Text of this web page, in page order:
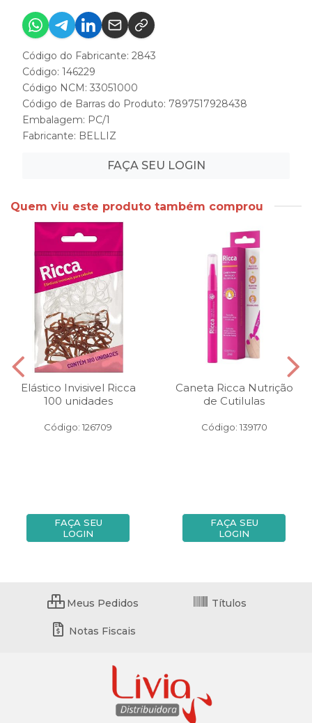
Código do Fabricante: 2843
Código: 146229
Código NCM: 33051000
Código de Barras do Produto: 7897517928438
Embalagem: PC/1
Fabricante: BELLIZ
FAÇA SEU LOGIN
Quem viu este produto também comprou
Elástico Invisivel Ricca
100 unidades
Código: 126709
FAÇA SEU
LOGIN
Caneta Ricca Nutrição
de Cutilulas
Código: 139170
FAÇA SEU
LOGIN
Meus Pedidos Títulos
Notas Fiscais